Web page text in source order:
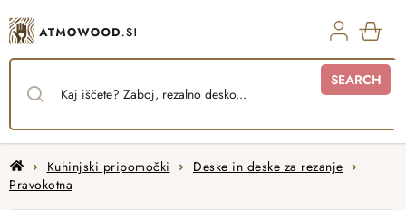
to
content
SEARCH
HomeKuhinjski pripomočki
Deske in deske za rezanje
Pravokotna